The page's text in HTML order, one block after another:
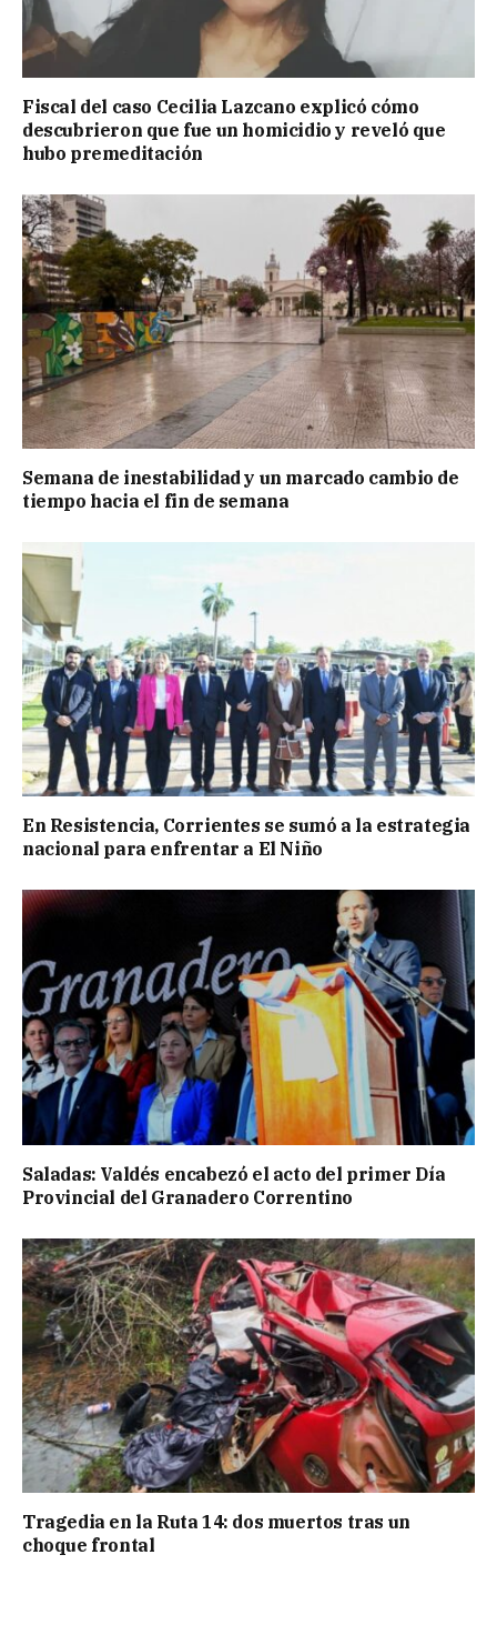
Fiscal del caso Cecilia Lazcano explicó cómo
descubrieron que fue un homicidio y reveló que
hubo premeditación
Semana de inestabilidad y un marcado cambio de
tiempo hacia el fin de semana
En Resistencia, Corrientes se sumó a la estrategia
nacional para enfrentar a El Niño
Saladas: Valdés encabezó el acto del primer Día
Provincial del Granadero Correntino
Tragedia en la Ruta 14: dos muertos tras un
choque frontal